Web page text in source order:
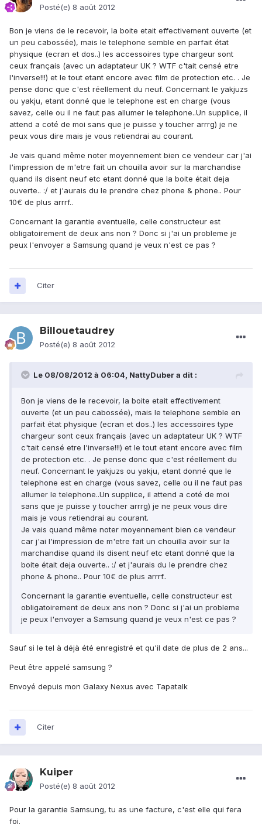
Posté(e) 8 août 2012
Bon je viens de le recevoir, la boite etait effectivement ouverte (et
un peu cabossée), mais le telephone semble en parfait état
physique (ecran et dos..) les accessoires type chargeur sont
ceux français (avec un adaptateur UK ? WTF c'tait censé etre
l'inverse!!!) et le tout etant encore avec film de protection etc. . Je
pense donc que c'est réellement du neuf. Concernant le yakjuzs
ou yakju, etant donné que le telephone est en charge (vous
savez, celle ou il ne faut pas allumer le telephone..Un supplice, il
attend a coté de moi sans que je puisse y toucher arrrg) je ne
peux vous dire mais je vous retiendrai au courant.
Je vais quand même noter moyennement bien ce vendeur car j'ai
l'impression de m'etre fait un chouilla avoir sur la marchandise
quand ils disent neuf etc etant donné que la boite était deja
ouverte.. :/ et j'aurais du le prendre chez phone & phone.. Pour
10€ de plus arrrf..
Concernant la garantie eventuelle, celle constructeur est
obligatoirement de deux ans non ? Donc si j'ai un probleme je
peux l'envoyer a Samsung quand je veux n'est ce pas ?
Citer
Billouetaudrey
Posté(e) 8 août 2012
Le 08/08/2012 à 06:04, NattyDuber a dit :
Bon je viens de le recevoir, la boite etait effectivement
ouverte (et un peu cabossée), mais le telephone semble en
parfait état physique (ecran et dos..) les accessoires type
chargeur sont ceux français (avec un adaptateur UK ? WTF
c'tait censé etre l'inverse!!!) et le tout etant encore avec film
de protection etc. . Je pense donc que c'est réellement du
neuf. Concernant le yakjuzs ou yakju, etant donné que le
telephone est en charge (vous savez, celle ou il ne faut pas
allumer le telephone..Un supplice, il attend a coté de moi
sans que je puisse y toucher arrrg) je ne peux vous dire
mais je vous retiendrai au courant.
Je vais quand même noter moyennement bien ce vendeur
car j'ai l'impression de m'etre fait un chouilla avoir sur la
marchandise quand ils disent neuf etc etant donné que la
boite était deja ouverte.. :/ et j'aurais du le prendre chez
phone & phone.. Pour 10€ de plus arrrf..
Concernant la garantie eventuelle, celle constructeur est
obligatoirement de deux ans non ? Donc si j'ai un probleme
je peux l'envoyer a Samsung quand je veux n'est ce pas ?
Sauf si le tel à déjà été enregistré et qu'il date de plus de 2 ans...
Peut être appelé samsung ?
Envoyé depuis mon Galaxy Nexus avec Tapatalk
Citer
Kuiper
Posté(e) 8 août 2012
Pour la garantie Samsung, tu as une facture, c'est elle qui fera
foi.